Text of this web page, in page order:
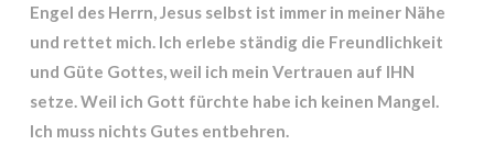
Engel des Herrn, Jesus selbst ist immer in meiner Nähe
und rettet mich. Ich erlebe ständig die Freundlichkeit
und Güte Gottes, weil ich mein Vertrauen auf IHN
setze. Weil ich Gott fürchte habe ich keinen Mangel.
Ich muss nichts Gutes entbehren.